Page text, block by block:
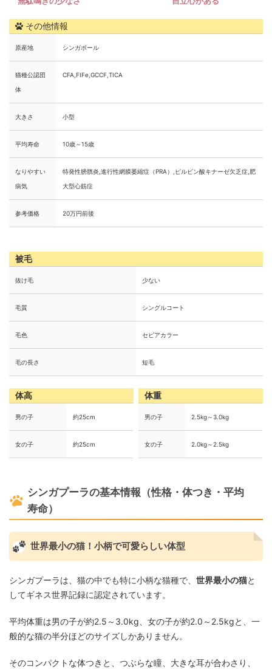
その他情報
原産地 シンガポール
猫種公認団
体
CFA,FIFe,GCCF,TICA
大きさ 小型
平均寿命 10歳～15歳
なりやすい
病気
特発性膀胱炎,進行性網膜萎縮症（PRA）,ピルビン酸キナーゼ欠乏症,肥
大型心筋症
参考価格 20万円前後
被毛
抜け毛 少ない
毛質 シングルコート
毛色 セピアカラー
毛の長さ 短毛
体高
男の子 約25cm
女の子 約25cm
体重
男の子 2.5kg～3.0kg
女の子 2.0kg～2.5kg
シンガプーラの基本情報（性格・体つき・平均
寿命）
世界最小の猫！小柄で可愛らしい体型
シンガプーラは、猫の中でも特に小柄な猫種で、 世界最小の猫と
してギネス世界記録に認定されています。
平均体重は男の子が約2.5～3.0kg、女の子が約2.0～2.5kgと、一
般的な猫の半分ほどのサイズしかありません。
そのコンパクトな体つきと、つぶらな瞳、大きな耳が合わさり、